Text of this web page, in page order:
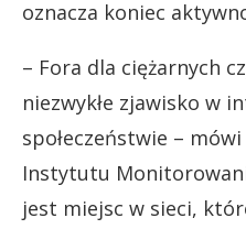
oznacza koniec
– Fora dla ciężarnych
niezwykłe zjawisko w
społeczeństwie –
Instytutu
jest miejsc w sieci,